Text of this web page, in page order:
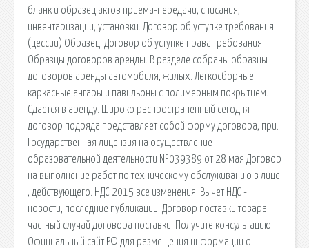
бланк и образец актов приема-передачи, списания,
инвентаризации, установки. Договор об уступке требования
(цессии) Образец. Договор об уступке права требования.
Образцы договоров аренды. В разделе собраны образцы
договоров аренды автомобиля, жилых. Легкосборные
каркасные ангары и павильоны с полимерным покрытием.
Сдается в аренду. Широко распространенный сегодня
договор подряда представляет собой форму договора, при.
Государственная лицензия на осуществление
образовательной деятельности №039389 от 28 мая Договор
на выполнение работ по техническому обслуживанию в лице
, действующего. НДС 2015 все изменения. Вычет НДС -
новости, последние публикации. Договор поставки товара –
частный случай договора поставки. Получите консультацию.
Официальный сайт РФ для размещения информации о